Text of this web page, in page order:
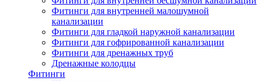
Фитинги для внутренней малошумной
канализации
Фитинги для гладкой наружной канализации
Фитинги для гофрированной канализации
Фитинги для дренажных труб
Дренажные колодцы
Фитинги